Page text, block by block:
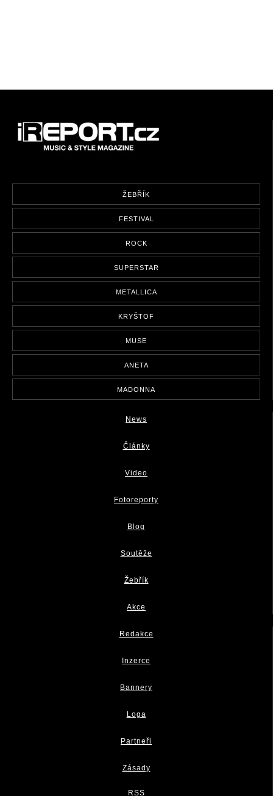
ŽEBŘÍK
FESTIVAL
ROCK
SUPERSTAR
METALLICA
KRYŠTOF
MUSE
ANETA
MADONNA
News
Články
Video
Fotoreporty
Blog
Soutěže
Žebřík
Akce
Redakce
Inzerce
Bannery
Loga
Partneři
Zásady
RSS